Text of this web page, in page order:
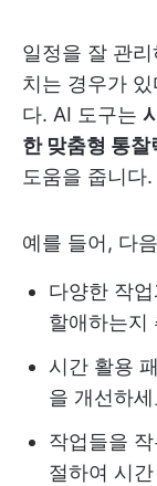
일정을 잘 관
치는 경우가
다. AI 도구는
한 맞춤형 통찰
도움을 줍니다.
예를 들어, 다
다양한 작
할애하는지
시간 활용
을 개선하세
작업들을
절하여 시